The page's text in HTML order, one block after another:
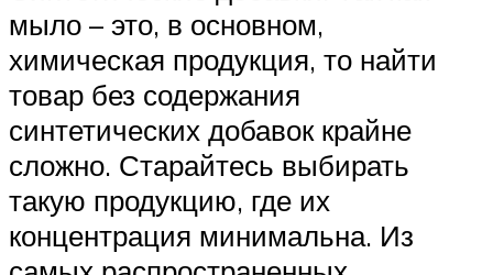
мыло – это, в основном,
химическая продукция, то найти
товар без содержания
синтетических добавок крайне
сложно. Старайтесь выбирать
такую продукцию, где их
концентрация минимальна. Из